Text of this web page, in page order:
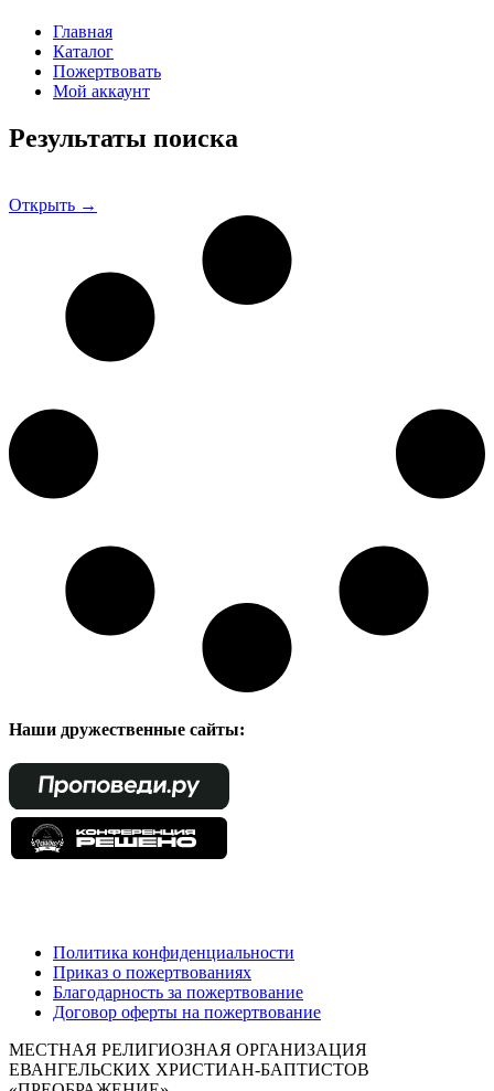
Главная
Каталог
Пожертвовать
Мой аккаунт
Результаты поиска
Открыть →
Наши дружественные сайты:
Политика конфиденциальности
Приказ о пожертвованиях
Благодарность за пожертвование
Договор оферты на пожертвование
МЕСТНАЯ РЕЛИГИОЗНАЯ ОРГАНИЗАЦИЯ
ЕВАНГЕЛЬСКИХ ХРИСТИАН-БАПТИСТОВ